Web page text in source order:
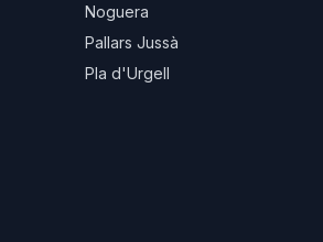
Noguera
Pallars Jussà
Pla d'Urgell